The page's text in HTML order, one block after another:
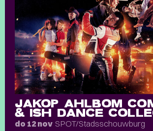
JAKOP AHLBOM
& ISH DANCE
do 12 nov SPOT/Stadsschouwburg